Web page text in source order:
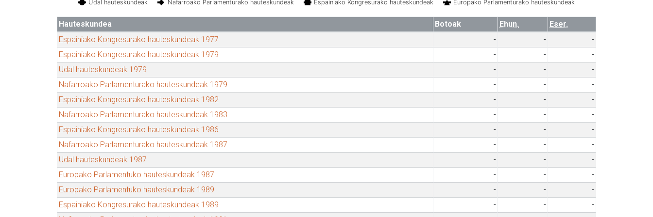
Udal hauteskundeak Nafarroako Parlamenturako hauteskundeak Espainiako Kongresurako hauteskundeak Europako Parlamenturako hauteskundeak
Hauteskundea Botoak Ehun.
Eser.
Espainiako Kongresurako hauteskundeak 1977
- -
-
Espainiako Kongresurako hauteskundeak 1979
- -
-
Udal hauteskundeak 1979
- -
-
Nafarroako Parlamenturako hauteskundeak 1979
- -
-
Espainiako Kongresurako hauteskundeak 1982
- -
-
Nafarroako Parlamenturako hauteskundeak 1983
- -
-
Espainiako Kongresurako hauteskundeak 1986
- -
-
Nafarroako Parlamenturako hauteskundeak 1987
- -
-
Udal hauteskundeak 1987
- -
-
Europako Parlamentuko hauteskundeak 1987
- -
-
Europako Parlamentuko hauteskundeak 1989
- -
-
Espainiako Kongresurako hauteskundeak 1989
- -
-